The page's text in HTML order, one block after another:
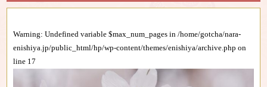
Warning: Undefined variable $max_num_pages in/home/gotcha/nara-
enishiya.jp/public_html/hp/wp-content/themes/enishiya/archive.php on
line 17